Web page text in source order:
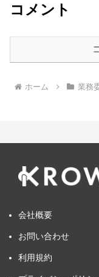
コメント
ホーム 業務
会社概要
お問い合わせ
利用規約